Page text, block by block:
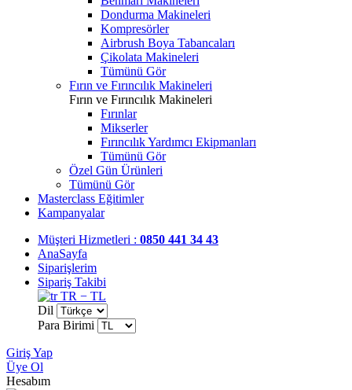
Dondurma Makineleri
Kompresörler
Airbrush Boya Tabancaları
Çikolata Makineleri
Tümünü Gör
Fırın ve Fırıncılık Makineleri
Fırın ve Fırıncılık Makineleri
Fırınlar
Mikserler
Fırıncılık Yardımcı Ekipmanları
Tümünü Gör
Özel Gün Ürünleri
Tümünü Gör
Masterclass Eğitimler
Kampanyalar
Müşteri Hizmetleri : 0850 441 34 43
AnaSayfa
Siparişlerim
Sipariş Takibi
TR − TL
Dil
Para Birimi
Giriş Yap
Üye Ol
Hesabım